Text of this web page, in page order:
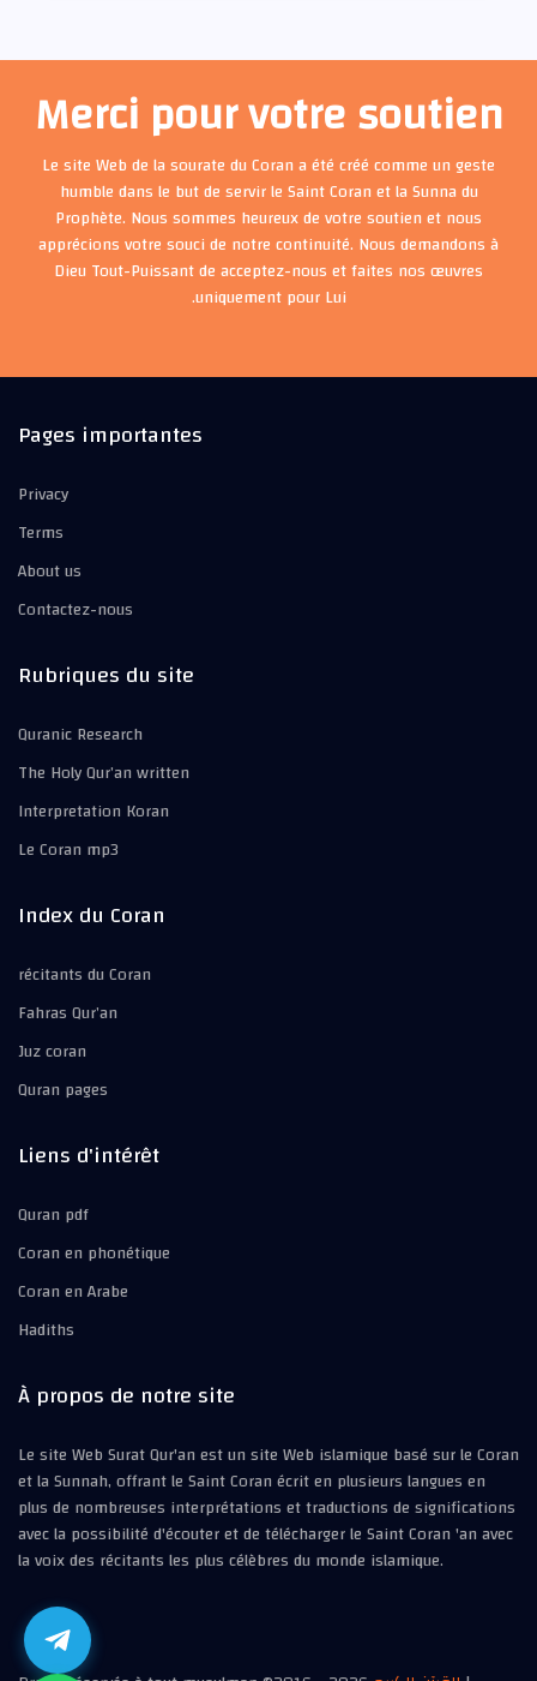
Merci pour votre soutien
Le site Web de la sourate du Coran a été créé comme un geste
humble dans le but de servir le Saint Coran et la Sunna du
Prophète. Nous sommes heureux de votre soutien et nous
apprécions votre souci de notre continuité. Nous demandons à
Dieu Tout-Puissant de acceptez-nous et faites nos œuvres
uniquement pour Lui.
Pages importantes
Privacy
Terms
About us
Contactez-nous
Rubriques du site
Quranic Research
The Holy Qur’an written
Interpretation Koran
Le Coran mp3
Index du Coran
récitants du Coran
Fahras Qur’an
Juz coran
Quran pages
Liens d'intérêt
Quran pdf
Coran en phonétique
Coran en Arabe
Hadiths
À propos de notre site
Le site Web Surat Qur'an est un site Web islamique basé sur le Coran
et la Sunnah, offrant le Saint Coran écrit en plusieurs langues en
plus de nombreuses interprétations et traductions de significations
avec la possibilité d'écouter et de télécharger le Saint Coran 'an avec
la voix des récitants les plus célèbres du monde islamique.